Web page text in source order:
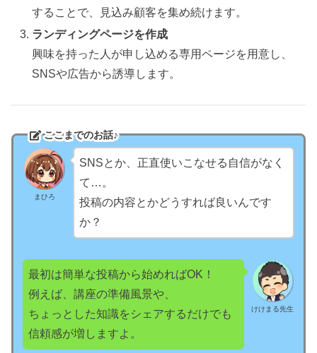
することで、見込み顧客を集め続けます。
ランディングページを作成
興味を持った人が申し込める専用ページを用意し、
SNSや広告から誘導します。
ここまでのお話♪
まひろ
SNSとか、正直使いこなせる自信がなく
て…。
投稿の内容とかどうすれば良いんです
か？
けけまる先生
最初は簡単な投稿から始めればOK！
例えば、講座の準備風景や、
ちょっとした知識をシェアするだけでも
信頼感が増しますよ。